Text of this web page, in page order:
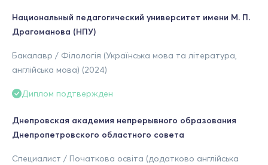
Национальный педагогический университет имени М. П.
Драгоманова (НПУ)
Бакалавр / Філологія (Українська мова та література,
англійська мова) (2024)
Диплом подтвержден
Днепровская академия непрерывного образования
Днепропетровского областного совета
Специалист / Початкова освіта (додатково англійська